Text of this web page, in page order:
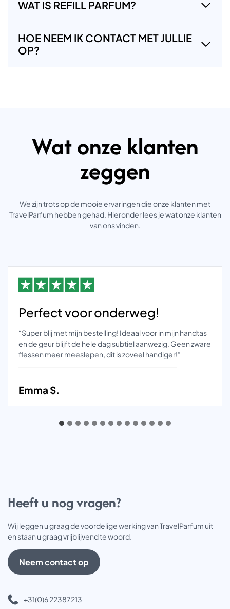
WAT IS REFILL PARFUM?
HOE NEEM IK CONTACT MET JULLIE
OP?
Wat onze klanten
zeggen
We zijn trots op de mooie ervaringen die onze klanten met
TravelParfum hebben gehad. Hieronder lees je wat onze klanten
van ons vinden.
Perfect voor onderweg!
“Super blij met mijn bestelling! Ideaal voor in mijn handtas
en de geur blijft de hele dag subtiel aanwezig. Geen zware
flessen meer meeslepen, dit is zoveel handiger!”
Emma S.
Heeft u nog vragen?
Wij leggen u graag de voordelige werking van TravelParfum uit
en staan u graag vrijblijvend te woord.
Neem contact op
+31(0)6 22387213